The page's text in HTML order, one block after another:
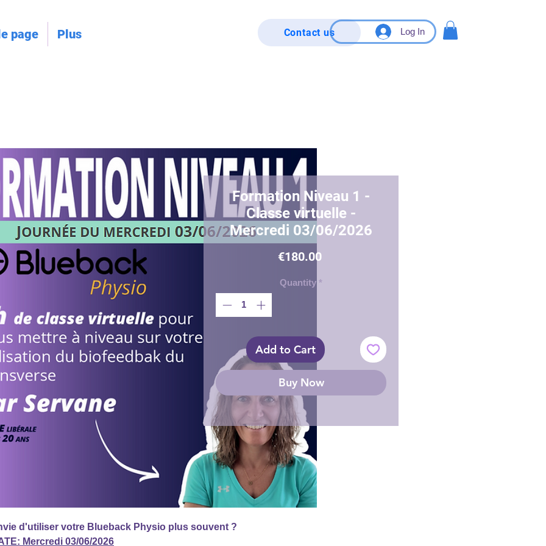
page Plus Contact us Log In
Formation Niveau 1 -
Classe virtuelle -
Mercredi 03/06/2026
€180.00Price
Quantity *
Add to Cart
Buy Now
d'utiliser votre Blueback Physio plus souvent ?
Mercredi 03/06/2026